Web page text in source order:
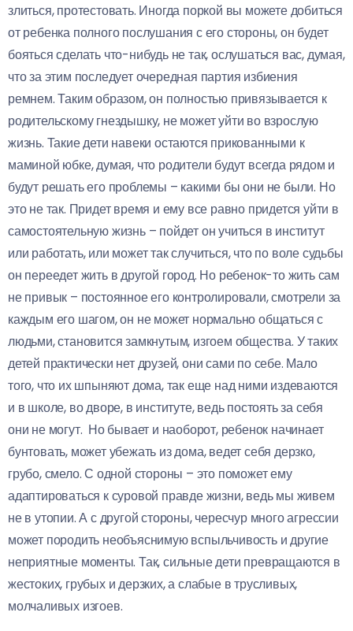
злиться, протестовать. Иногда поркой вы можете добиться
от ребенка полного послушания с его стороны, он будет
бояться сделать что-нибудь не так, ослушаться вас, думая,
что за этим последует очередная партия избиения
ремнем. Таким образом, он полностью привязывается к
родительскому гнездышку, не может уйти во взрослую
жизнь. Такие дети навеки остаются прикованными к
маминой юбке, думая, что родители будут всегда рядом и
будут решать его проблемы – какими бы они не были. Но
это не так. Придет время и ему все равно придется уйти в
самостоятельную жизнь – пойдет он учиться в институт
или работать, или может так случиться, что по воле судьбы
он переедет жить в другой город. Но ребенок-то жить сам
не привык – постоянное его контролировали, смотрели за
каждым его шагом, он не может нормально общаться с
людьми, становится замкнутым, изгоем общества. У таких
детей практически нет друзей, они сами по себе. Мало
того, что их шпыняют дома, так еще над ними издеваются
и в школе, во дворе, в институте, ведь постоять за себя
они не могут. Но бывает и наоборот, ребенок начинает
бунтовать, может убежать из дома, ведет себя дерзко,
грубо, смело. С одной стороны – это поможет ему
адаптироваться к суровой правде жизни, ведь мы живем
не в утопии. А с другой стороны, чересчур много агрессии
может породить необъяснимую вспыльчивость и другие
неприятные моменты. Так, сильные дети превращаются в
жестоких, грубых и дерзких, а слабые в трусливых,
молчаливых изгоев.